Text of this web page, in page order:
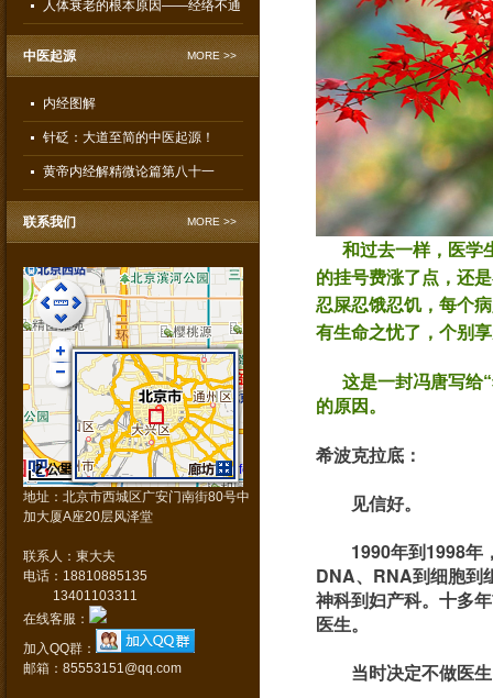
人体衰老的根本原因——经络不通
中医起源 MORE >>
内经图解
针砭：大道至简的中医起源！
黄帝内经解精微论篇第八十一
联系我们 MORE >>
GS(2011)1617号 Data © NavInfo
風澤堂痔疮康复部
2 公里
地址：北京市西城区广安门南街80号中
加大厦A座20层风泽堂
联系人：東大夫
电话：18810885135
13401103311
在线客服：
加入QQ群：
邮箱：85553151@qq.com
和过去一样，医学
的挂号费涨了点，还
忍屎忍饿忍饥，每个
有生命之忧了，个别
这是一封冯唐写给
的原因。
希波克拉底：
见信好。
1990年到1998年
DNA、RNA到细胞到
神科到妇产科。十多
医生。
当时决定不做医